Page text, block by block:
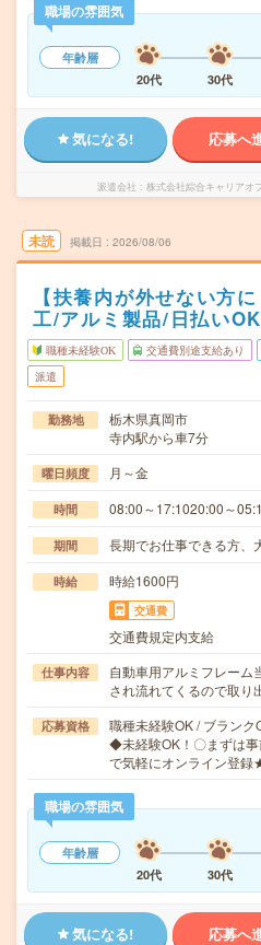
職場の雰囲気
年齢層
20代
30代
気になる! 応募へ
派遣会社 株式会社綜合キャリアオ
未読 掲載日 2026/08/06
【扶養内が外せない方
工/アルミ製品/日払いOK
職種未経験OK 交通費別途支給あり
派遣
勤務地
栃木県真岡市
寺内駅から車7分
曜日頻度 月～金
時間 08:00～17:1020:00～
期間 長期でお仕事できる方、
時給 時給1600円
交通費
交通費規定内支給
仕事内容
自動車用アルミフレーム
され流れてくるので取
応募資格
職種未経験OK / ブランク
◆未経験OK！〇まずは
で気軽にオンライン登
職場の雰囲気
年齢層
20代
30代
気になる! 応募へ